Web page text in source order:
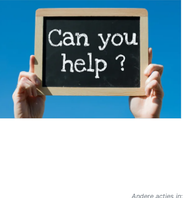
Andere acties in: